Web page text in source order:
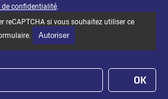
confidentialité.
reCAPTCHA si vous souhaitez utiliser ce
Autoriser
OK